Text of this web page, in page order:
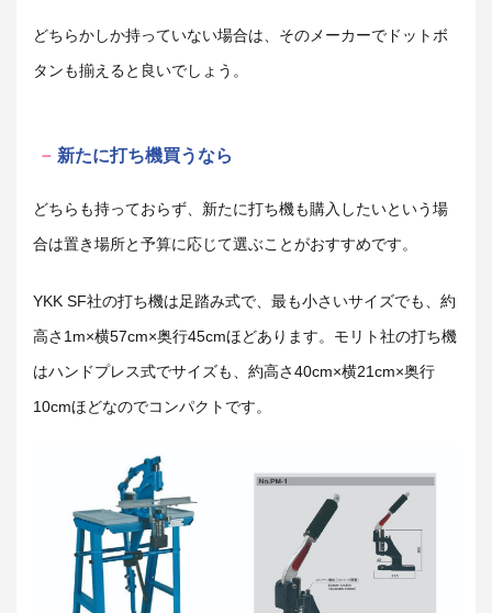
どちらかしか持っていない場合は、そのメーカーでドットボ
タンも揃えると良いでしょう。
新たに打ち機買うなら
どちらも持っておらず、新たに打ち機も購入したいという場
合は置き場所と予算に応じて選ぶことがおすすめです。
YKK SF社の打ち機は足踏み式で、最も小さいサイズでも、約
高さ1m×横57cm×奥行45cmほどあります。モリト社の打ち機
はハンドプレス式でサイズも、約高さ40cm×横21cm×奥行
10cmほどなのでコンパクトです。